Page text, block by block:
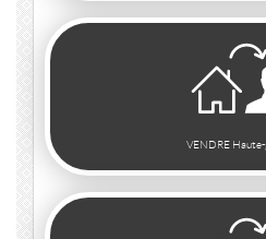
VENDRE Haute-